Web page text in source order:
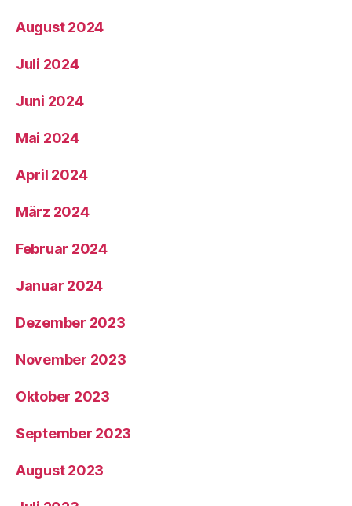
August 2024
Juli 2024
Juni 2024
Mai 2024
April 2024
März 2024
Februar 2024
Januar 2024
Dezember 2023
November 2023
Oktober 2023
September 2023
August 2023